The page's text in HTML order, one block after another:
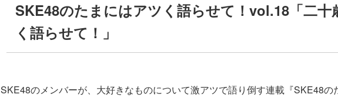
SKE48のたまにはアツく語らせて！vol.18「二十
く語らせて！」
SKE48のメンバーが、大好きなものについて激アツで語り倒す連載『SKE48の